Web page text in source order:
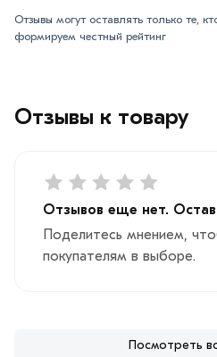
Отзывы к товару
Отзывов еще нет.
Поделитесь мнением,
покупателям в выборе.
Посмотреть
Отзывы могут оставлять только те,
формируем честный рейтинг